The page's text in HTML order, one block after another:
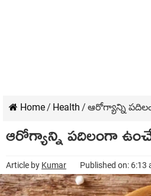
Home/ Health / ఆరోగ్యాన్ని
ఆరోగ్యాన్ని పదిలంగా
Article by Kumar Published on: 6:13